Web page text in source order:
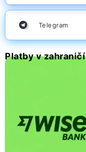
Telegram
Platby v